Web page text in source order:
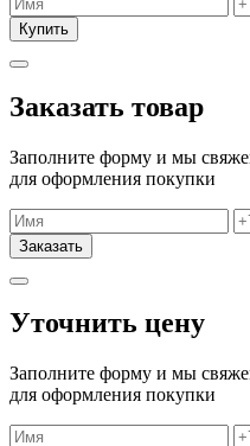
Купить
Заказать товар
Заполните форму и мы
для оформления покупки
Заказать
Уточнить цену
Заполните форму и мы
для оформления покупки